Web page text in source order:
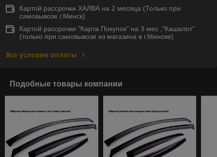
Картой рассрочки ХАЛВА на 2 месяца (Только при
самовывозе г.Минск)
Картой рассрочки "Карта Покупок" на 3 мес ,"Кашалот"
(только при самовывозе из магазина в г.Минске)
Все условия оплаты
Подобные товары компании